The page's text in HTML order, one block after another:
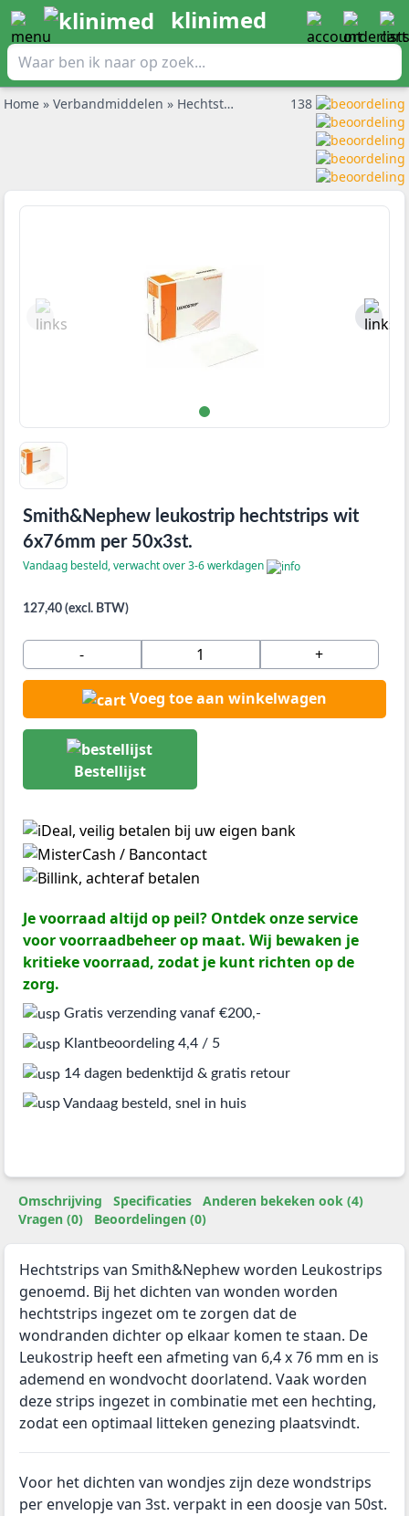
klinimed
Home » Verbandmiddelen » Hechtstrips en zwaluwstaartjes »
138
Smith&Nephew leukostrip hechtstrips wit
6x76mm per 50x3st.
Vandaag besteld, verwacht over 3-6 werkdagen
127,40 (excl. BTW)
- +
Voeg toe aan winkelwagen
Bestellijst
Je voorraad altijd op peil? Ontdek onze service
voor voorraadbeheer op maat. Wij bewaken je
kritieke voorraad, zodat je kunt richten op de
zorg.
Gratis verzending vanaf €200,-
Klantbeoordeling 4,4 / 5
14 dagen bedenktijd & gratis retour
Vandaag besteld, snel in huis
Omschrijving Specificaties
Anderen bekeken ook (4)
Vragen (0)
Beoordelingen (0)
Hechtstrips van Smith&Nephew worden Leukostrips
genoemd. Bij het dichten van wonden worden
hechtstrips ingezet om te zorgen dat de
wondranden dichter op elkaar komen te staan. De
Leukostrip heeft een afmeting van 6,4 x 76 mm en is
ademend en wondvocht doorlatend. Vaak worden
deze strips ingezet in combinatie met een hechting,
zodat een optimaal litteken genezing plaatsvindt.
Voor het dichten van wondjes zijn deze wondstrips
per envelopje van 3st. verpakt in een doosje van 50st.